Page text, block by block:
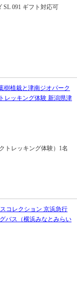
SL 091 ギフト対応可
樹植栽と津南ジオパーク
レッキング体験 新潟県津
トレッキング体験）1名
コレクション 京浜急行
バス（横浜みなとみらい